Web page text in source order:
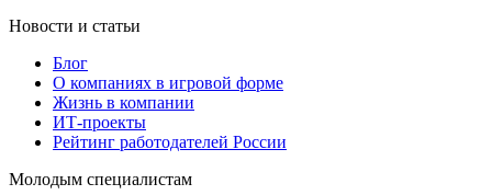
Новости и статьи
Блог
О компаниях в игровой форме
Жизнь в компании
ИТ-проекты
Рейтинг работодателей России
Молодым специалистам